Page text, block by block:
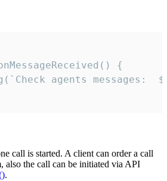
{
call is started. A client can order a call
also the call can be initiated via API
.